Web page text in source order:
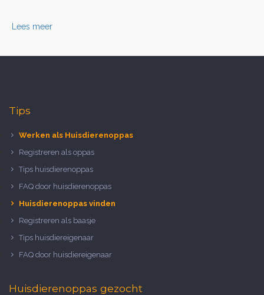
Lees meer
Tips
Werken als Huisdierenoppas
Registreren als oppas
Tips huisdierenoppas
FAQ door huisdierenoppas
Huisdierenoppas vinden
Registreren als baasje
Tips huisdiereigenaar
FAQ door huisdiereigenaar
Huisdierenoppas gezocht